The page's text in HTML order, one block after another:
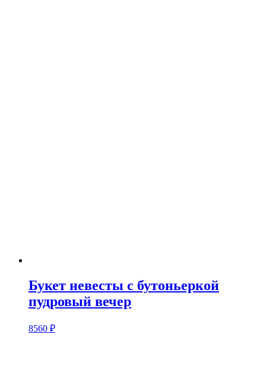
Букет невесты с бутоньеркой
пудровый вечер
8560 ₽